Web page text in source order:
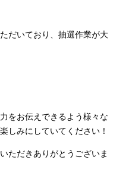
だいており、抽選作業が大
をお伝えできるよう様々な
しみにしていてください！
ただきありがとうございま